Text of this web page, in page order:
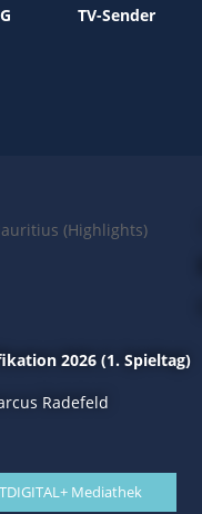
TV-Sender
2026 (1. Spieltag)
Radefeld
Mediathek